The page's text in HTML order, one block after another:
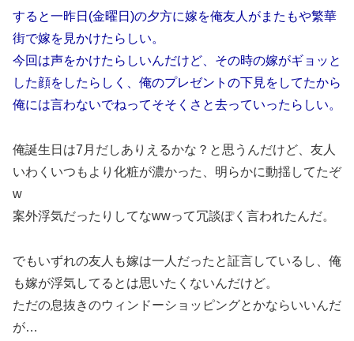
すると一昨日(金曜日)の夕方に嫁を俺友人がまたもや繁華
街で嫁を見かけたらしい。
今回は声をかけたらしいんだけど、その時の嫁がギョッと
した顔をしたらしく、俺のプレゼントの下見をしてたから
俺には言わないでねってそそくさと去っていったらしい。
俺誕生日は7月だしありえるかな？と思うんだけど、友人
いわくいつもより化粧が濃かった、明らかに動揺してたぞ
w
案外浮気だったりしてなwwって冗談ぽく言われたんだ。
でもいずれの友人も嫁は一人だったと証言しているし、俺
も嫁が浮気してるとは思いたくないんだけど。
ただの息抜きのウィンドーショッピングとかならいいんだ
が…